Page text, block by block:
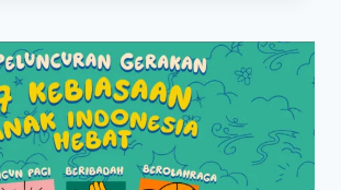
INDONESIA
HEBAT
MENURUT
KEMENTERIAN
PENDIDIKAN
DASAR
DAN